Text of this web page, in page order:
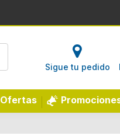
Sigue tu pedido
Ofertas